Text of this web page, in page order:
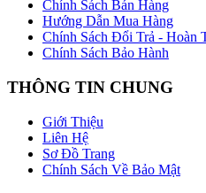
Chính Sách Bán Hàng
Hướng Dẫn Mua Hàng
Chính Sách Đổi Trả - Hoàn
Chính Sách Bảo Hành
THÔNG TIN CHUNG
Giới Thiệu
Liên Hệ
Sơ Đồ Trang
Chính Sách Về Bảo Mật